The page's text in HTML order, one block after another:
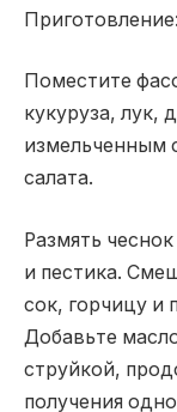
Приготовление:
Поместите
кукуруза, лук,
измельченным
салата.
Размять
и пестика.
сок, горчицу и
Добавьте
струйкой,
получения